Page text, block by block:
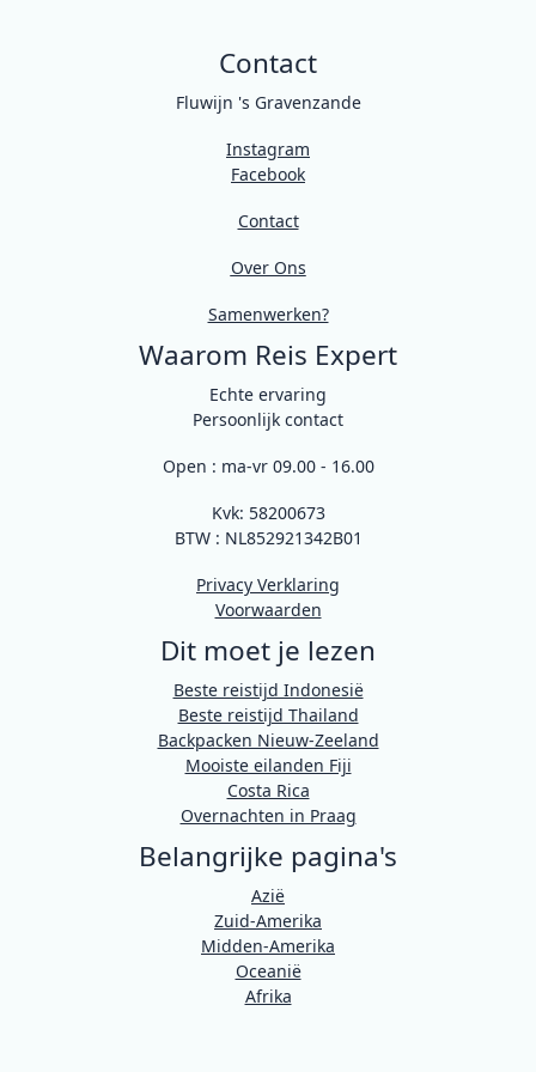
Contact
Fluwijn 's Gravenzande
Instagram
Facebook
Contact
Over Ons
Samenwerken?
Waarom Reis Expert
Echte ervaring
Persoonlijk contact
Open : ma-vr 09.00 - 16.00
Kvk: 58200673
BTW : NL852921342B01
Privacy Verklaring
Voorwaarden
Dit moet je lezen
Beste reistijd Indonesië
Beste reistijd Thailand
Backpacken Nieuw-Zeeland
Mooiste eilanden Fiji
Costa Rica
Overnachten in Praag
Belangrijke pagina's
Azië
Zuid-Amerika
Midden-Amerika
Oceanië
Afrika